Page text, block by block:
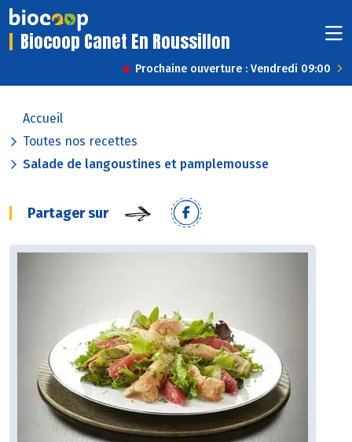
Biocoop Canet En Roussillon
Prochaine ouverture : Vendredi 09:00
Accueil
Toutes nos recettes
Salade de langoustines et pamplemousse
Partager sur